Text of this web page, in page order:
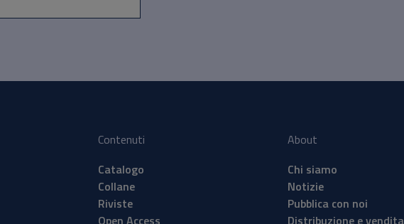
Contenuti
Catalogo
Collane
Riviste
Open Access
About
Chi siamo
Notizie
Pubblica con noi
Distribuzione e vendita